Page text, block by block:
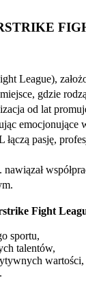
League),
gdzie
od lat
emocjonujące
łączą pasję,
nawiązał
Fight
sportu,
talentów,